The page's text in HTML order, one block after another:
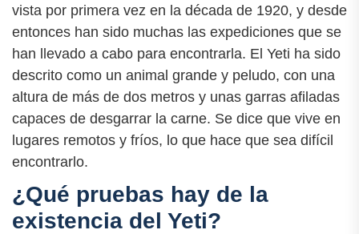
vista por primera vez en la década de 1920, y desde
entonces han sido muchas las expediciones que se
han llevado a cabo para encontrarla. El Yeti ha sido
descrito como un animal grande y peludo, con una
altura de más de dos metros y unas garras afiladas
capaces de desgarrar la carne. Se dice que vive en
lugares remotos y fríos, lo que hace que sea difícil
encontrarlo.
¿Qué pruebas hay de la
existencia del Yeti?